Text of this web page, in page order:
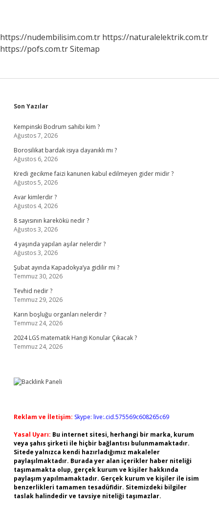
https://nudembilisim.com.tr https://naturalelektrik.com.tr
https://pofs.com.trSitemap
Sidebar
Son Yazılar
Kempinski Bodrum sahibi kim ?
Ağustos 7, 2026
Borosilikat bardak isıya dayanıklı mı ?
Ağustos 6, 2026
Kredi gecikme faizi kanunen kabul edilmeyen gider midir ?
Ağustos 5, 2026
Avar kimlerdir ?
Ağustos 4, 2026
8 sayısının karekökü nedir ?
Ağustos 3, 2026
4 yaşında yapılan aşılar nelerdir ?
Ağustos 3, 2026
Şubat ayında Kapadokya’ya gidilir mi ?
Temmuz 30, 2026
Tevhid nedir ?
Temmuz 29, 2026
Karın boşluğu organları nelerdir ?
Temmuz 24, 2026
2024 LGS matematik Hangi Konular Çıkacak ?
Temmuz 24, 2026
Reklam ve İletişim: Skype: live:.cid.575569c608265c69
Yasal Uyarı: Bu internet sitesi, herhangi bir marka, kurum
veya şahıs şirketi ile hiçbir bağlantısı bulunmamaktadır.
Sitede yalnızca kendi hazırladığımız makaleler
paylaşılmaktadır. Burada yer alan içerikler haber niteliği
taşımamakta olup, gerçek kurum ve kişiler hakkında
paylaşım yapılmamaktadır. Gerçek kurum ve kişiler ile isim
benzerlikleri tamamen tesadüfidir. Sitemizdeki bilgiler
taslak halindedir ve tavsiye niteliği taşımazlar.